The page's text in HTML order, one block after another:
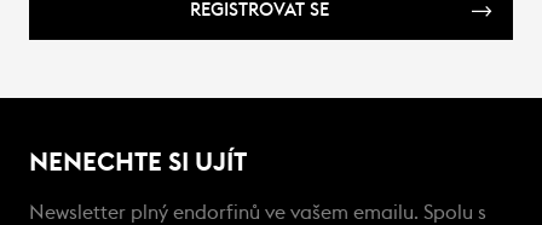
REGISTROVAT SE
NENECHTE SI UJÍT
Newsletter plný endorfinů ve vašem emailu. Spolu s